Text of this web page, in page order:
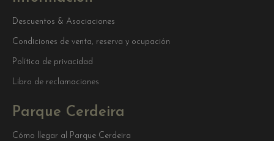
Descuentos & Asociaciones
Condiciones de venta, reserva y ocupación
Política de privacidad
Libro de reclamaciones
Parque Cerdeira
Cómo llegar al Parque Cerdeira